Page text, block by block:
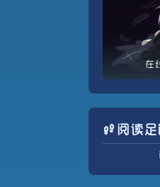
在
阅读足